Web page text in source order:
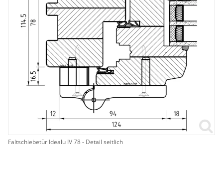
Faltschiebetür Idealu IV 78 - Detail seitlich